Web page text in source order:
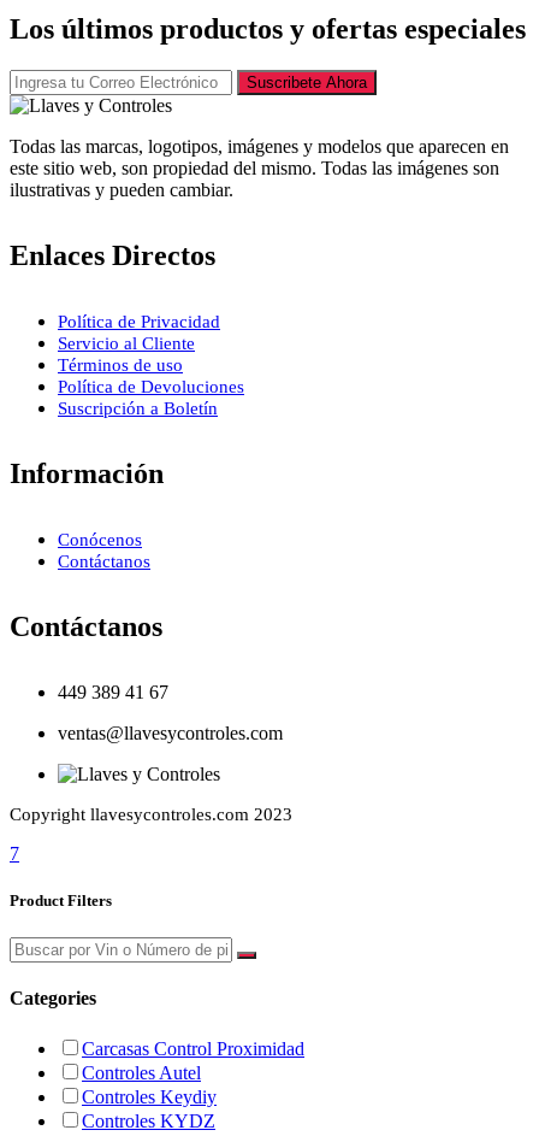
Los últimos productos y ofertas especiales
Suscribete Ahora
Todas las marcas, logotipos, imágenes y modelos que aparecen en
este sitio web, son propiedad del mismo. Todas las imágenes son
ilustrativas y pueden cambiar.
Enlaces Directos
Política de Privacidad
Servicio al Cliente
Términos de uso
Política de Devoluciones
Suscripción a Boletín
Información
Conócenos
Contáctanos
Contáctanos
449 389 41 67
ventas@llavesycontroles.com
Copyright llavesycontroles.com 2023
7
Product Filters
Categories
Carcasas Control Proximidad
Controles Autel
Controles Keydiy
Controles KYDZ